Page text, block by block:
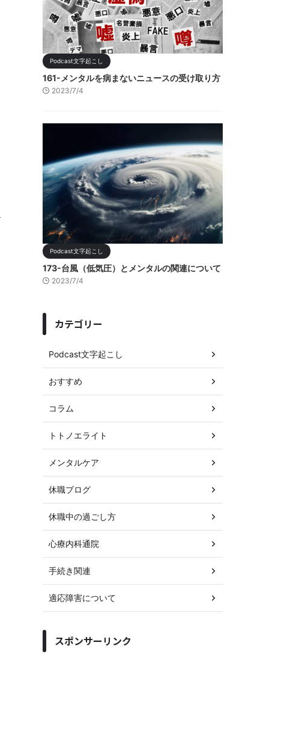
Podcast文字起こし
161-メンタルを病まないニュースの受け取り方
2023/7/4
Podcast文字起こし
173-台風（低気圧）とメンタルの関連について
2023/7/4
カテゴリー
Podcast文字起こし
おすすめ
コラム
トトノエライト
メンタルケア
休職ブログ
休職中の過ごし方
心療内科通院
手続き関連
適応障害について
スポンサーリンク